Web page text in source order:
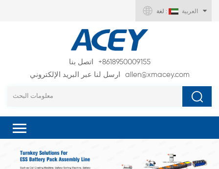
لغة : العربية
اتصل بنا
+8618950009155
ارسل لنا عبر البريد الإلكتروني
allen@xmacey.com